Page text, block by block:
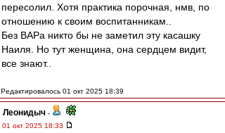
пересолил. Хотя практика порочная, нмв, по
отношению к своим воспитанникам..
Без ВАРа никто бы не заметил эту касашку
Наиля. Но тут женщина, она сердцем видит,
все знают..
Редактировалось 01 окт 2025 18:39
Леонидыч -
01 окт 2025 18:33